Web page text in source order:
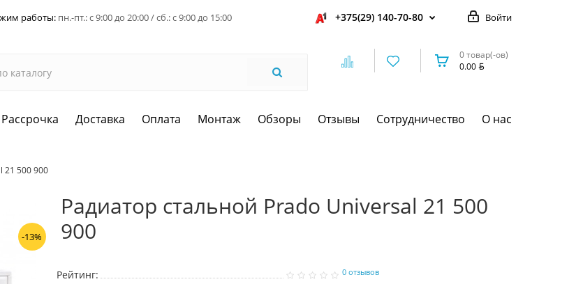
работы: пн.-пт.: с 9:00 до 20:00 / сб.: с 9:00 до 15:00 Войти
+375(29) 140-70-80
0 товар(-ов)
0.00
Рассрочка Доставка Оплата Монтаж Обзоры Отзывы Сотрудничество О нас
21 500 900
-13%
Радиатор стальной Prado Universal 21 500
900
Рейтинг: 0 отзывов